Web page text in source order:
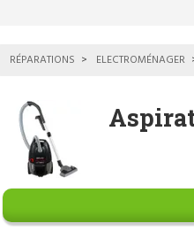
RÉPARATIONS ELECTROMÉNAGER